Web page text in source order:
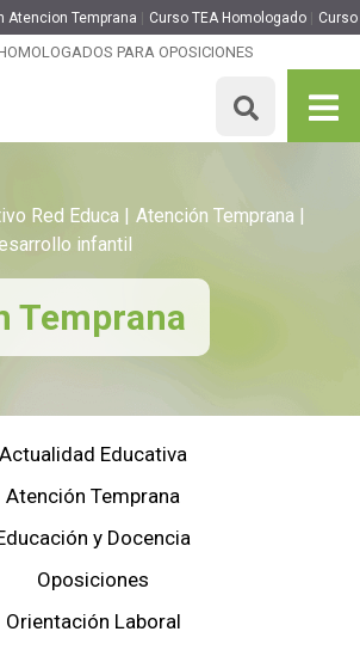
Atencion Temprana Curso TEA Homologado
PARA OPOSICIONES
Red Educa
Atención Temprana
infantil
Temprana
Actualidad Educativa
Atención Temprana
y Docencia
Oposiciones
Orientación Laboral